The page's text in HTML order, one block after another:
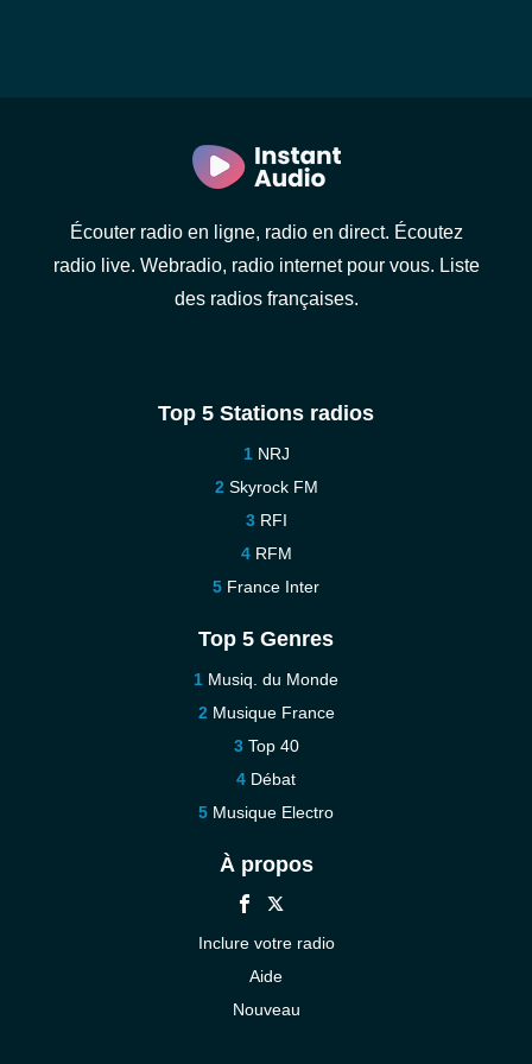
Écouter radio en ligne, radio en direct. Écoutez
radio live. Webradio, radio internet pour vous. Liste
des radios françaises.
Top 5 Stations radios
NRJ
Skyrock FM
RFI
RFM
France Inter
Top 5 Genres
Musiq. du Monde
Musique France
Top 40
Débat
Musique Electro
À propos
Inclure votre radio
Aide
Nouveau